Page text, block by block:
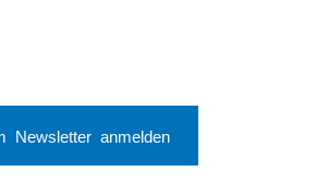
Newsletter anmelden